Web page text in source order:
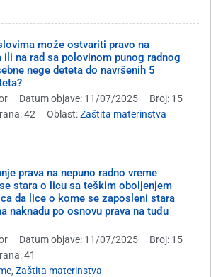
može ostvariti pravo na
ili na rad sa polovinom punog radnog
nege deteta do navršenih 5
Datum objave: 11/07/2025
Broj: 15
42 Oblast:Zaštita materinstva
prava na nepuno radno vreme
stara o licu sa teškim oboljenjem
da lice o kome se zaposleni stara
naknadu po osnovu prava na tuđu
Datum objave: 11/07/2025
Broj: 15
41
, Zaštita materinstva